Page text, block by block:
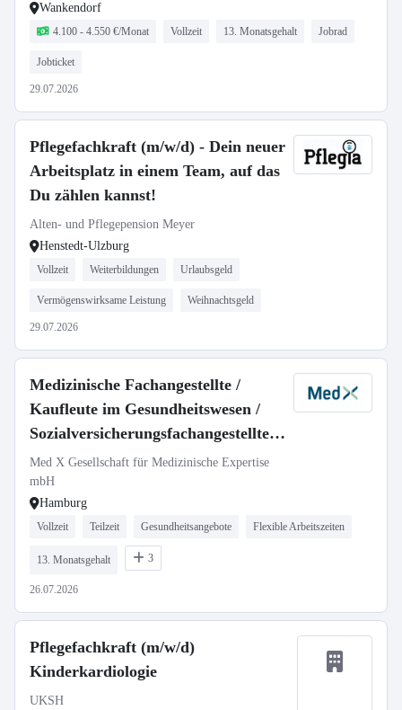
Wankendorf
4.100 - 4.550 €/Monat Vollzeit 13. Monatsgehalt Jobrad
Jobticket
29.07.2026
Pflegefachkraft (m/w/d) - Dein neuer
Arbeitsplatz in einem Team, auf das
Du zählen kannst!
Alten- und Pflegepension Meyer
Henstedt-Ulzburg
Vollzeit Weiterbildungen Urlaubsgeld
Vermögenswirksame Leistung Weihnachtsgeld
29.07.2026
Medizinische Fachangestellte /
Kaufleute im Gesundheitswesen /
Sozialversicherungsfachangestellte /
Pflegefachkraft
Leistungsregulierung (m/w/d)
Med X Gesellschaft für Medizinische Expertise
mbH
Hamburg
Vollzeit Teilzeit Gesundheitsangebote Flexible Arbeitszeiten
13. Monatsgehalt 3
26.07.2026
Pflegefachkraft (m/w/d)
Kinderkardiologie
UKSH